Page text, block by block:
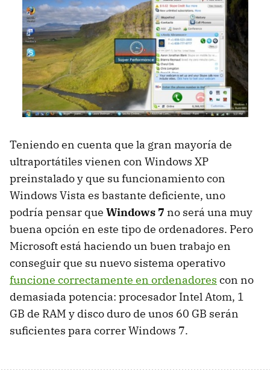
Teniendo en cuenta que la gran mayoría de
ultraportátiles vienen con Windows XP
preinstalado y que su funcionamiento con
Windows Vista es bastante deficiente, uno
podría pensar que Windows 7 no será una muy
buena opción en este tipo de ordenadores. Pero
Microsoft está haciendo un buen trabajo en
conseguir que su nuevo sistema operativo
funcione correctamente en ordenadores con no
demasiada potencia: procesador Intel Atom, 1
GB de RAM y disco duro de unos 60 GB serán
suficientes para correr Windows 7.